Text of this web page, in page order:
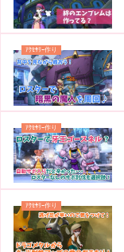
ｱｸｾｻﾘｰ作り
ｱｸｾｻﾘｰ作り
ｱｸｾｻﾘｰ作り